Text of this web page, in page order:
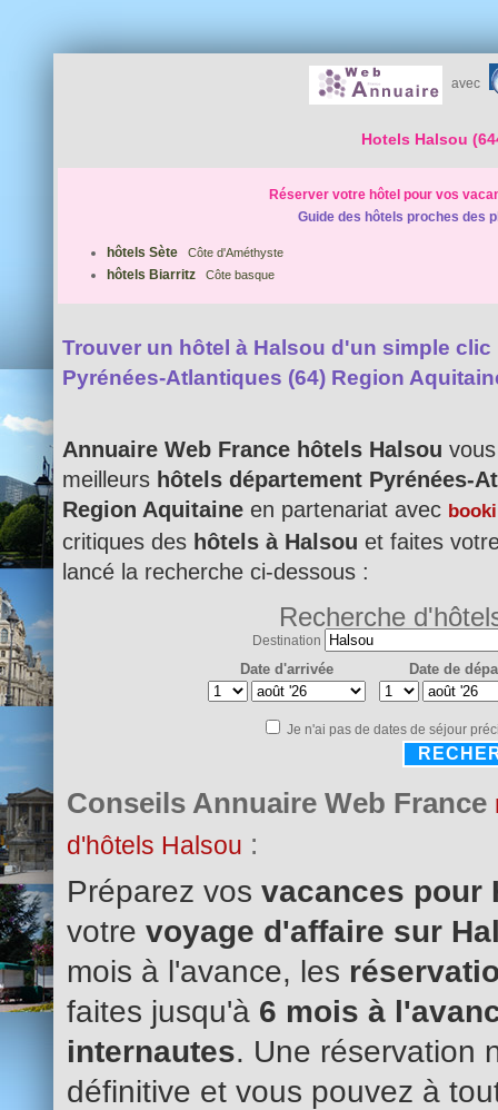
avec
Hotels Halsou
Réserver votre hôtel pour vos
Guide des hôtels proches des
hôtels Sète Côte d'Améthyste
hôtels Biarritz Côte basque
Trouver un hôtel à Halsou d'un simple clic
Pyrénées-Atlantiques (64) Region
Annuaire Web France hôtels Halsou
meilleurs hôtels département Pyrénées-
Region Aquitaine en partenariat avec
critiques des hôtels à Halsou et faites
lancé la recherche ci-dessous :
Recherche
Destination
Date d'arrivée Date de
Je n'ai pas de dates de séjour
Conseils Annuaire Web France
d'hôtels Halsou :
Préparez vos vacances pour
votre voyage d'affaire sur
mois à l'avance, les
faites jusqu'à 6 mois à
internautes. Une réservation
définitive et vous pouvez à